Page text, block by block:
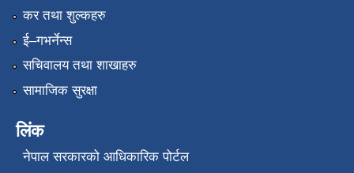
कर तथा शुल्कहरु
ई–गभर्नेन्स
सचिवालय तथा शाखाहरु
सामाजिक सुरक्षा
लिंक
नेपाल सरकारको आधिकारिक पोर्टल